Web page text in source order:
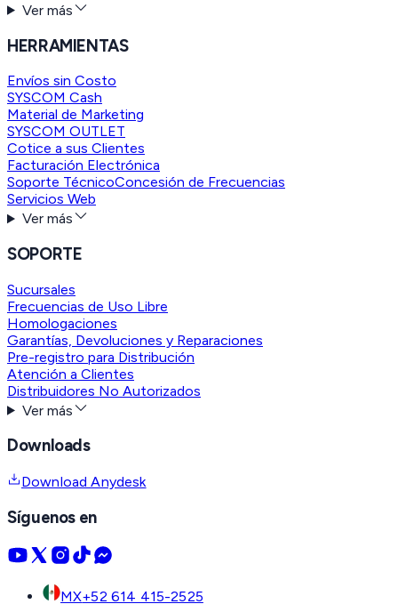
Ver más
HERRAMIENTAS
Envíos sin Costo
SYSCOM Cash
Material de Marketing
SYSCOM OUTLET
Cotice a sus Clientes
Facturación Electrónica
Soporte TécnicoConcesión de Frecuencias
Servicios Web
Ver más
SOPORTE
Sucursales
Frecuencias de Uso Libre
Homologaciones
Garantías, Devoluciones y Reparaciones
Pre-registro para Distribución
Atención a Clientes
Distribuidores No Autorizados
Ver más
Downloads
Download Anydesk
Síguenos en
MX+52 614 415-2525